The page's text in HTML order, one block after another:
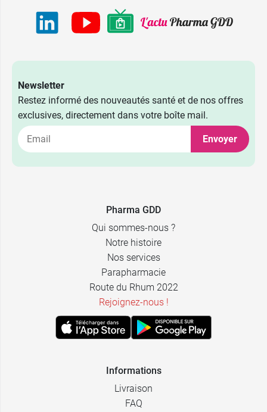
Newsletter
Restez informé des nouveautés santé et de nos offres
exclusives, directement dans votre boîte mail.
Envoyer
Pharma GDD
Qui sommes-nous ?
Notre histoire
Nos services
Parapharmacie
Route du Rhum 2022
Rejoignez-nous !
Informations
Livraison
FAQ